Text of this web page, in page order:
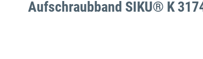
Aufschraubband SIKU® K